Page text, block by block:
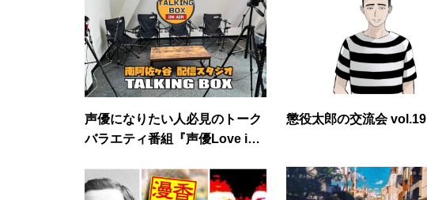
声優になりたい人必見のトーク
バラエティ番組『声優Love in
懲役太郎の交流会 vol.19